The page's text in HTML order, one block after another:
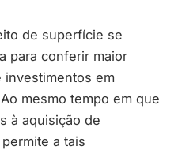
de superfície se
para conferir maior
investimentos em
mesmo tempo em que
à aquisição de
a tais